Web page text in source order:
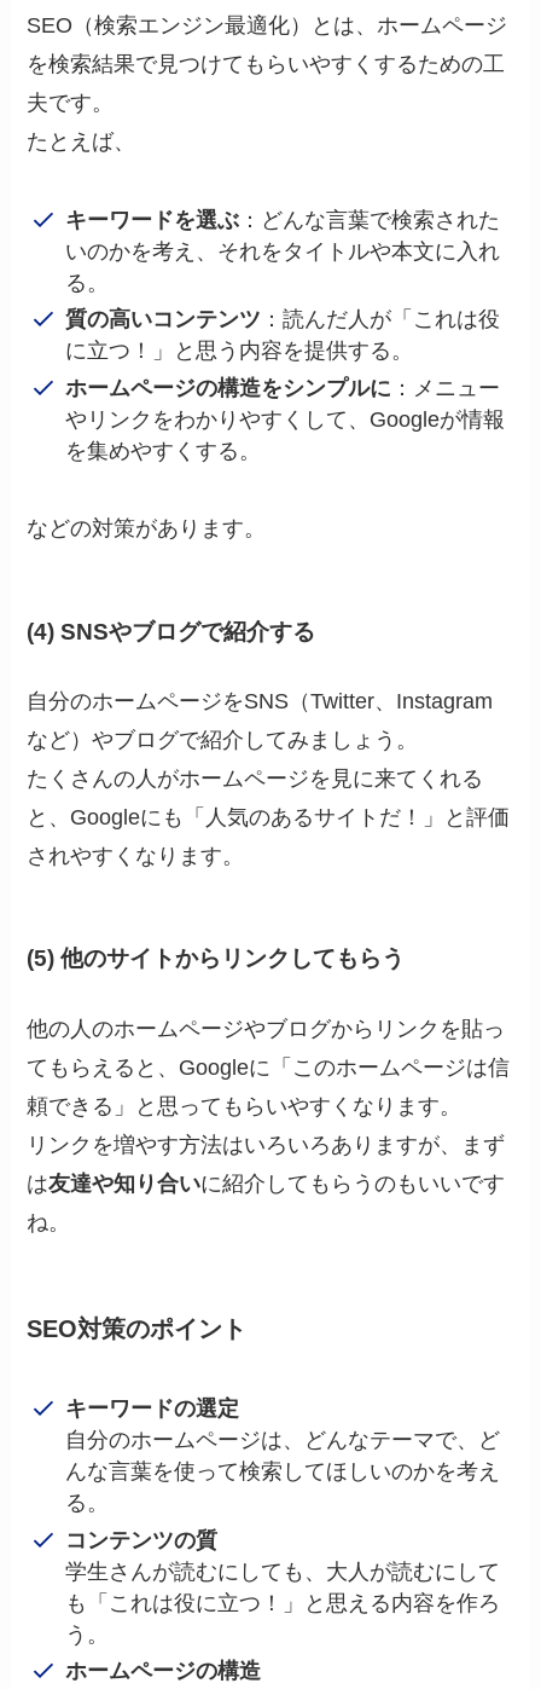
SEO（検索エンジン最適化）とは、ホームページ
を検索結果で見つけてもらいやすくするための工
夫です。
たとえば、
キーワードを選ぶ：どんな言葉で検索された
いのかを考え、それをタイトルや本文に入れ
る。
質の高いコンテンツ ：読んだ人が「これは役
に立つ！」と思う内容を提供する。
ホームページの構造をシンプルに ：メニュー
やリンクをわかりやすくして、Googleが情報
を集めやすくする。
などの対策があります。
(4) SNSやブログで紹介する
自分のホームページをSNS（Twitter、Instagram
など）やブログで紹介してみましょう。
たくさんの人がホームページを見に来てくれる
と、Googleにも「人気のあるサイトだ！」と評価
されやすくなります。
(5) 他のサイトからリンクしてもらう
他の人のホームページやブログからリンクを貼っ
てもらえると、Googleに「このホームページは信
頼できる」と思ってもらいやすくなります。
リンクを増やす方法はいろいろありますが、まず
は友達や知り合いに紹介してもらうのもいいです
ね。
SEO対策のポイント
キーワードの選定
自分のホームページは、どんなテーマで、ど
んな言葉を使って検索してほしいのかを考え
る。
コンテンツの質
学生さんが読むにしても、大人が読むにして
も「これは役に立つ！」と思える内容を作ろ
う。
ホームページの構造